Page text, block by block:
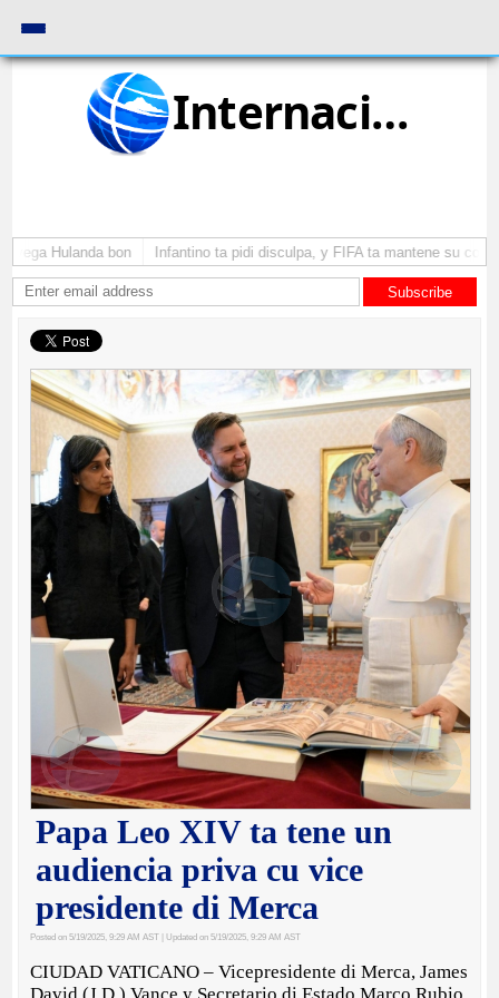
Internacional
Hulanda bon Infantino ta pidi disculpa, y FIFA ta mantene su como
Subscribe
Papa Leo XIV ta tene un
audiencia priva cu vice
presidente di Merca
Posted on 5/19/2025, 9:29 AM AST | Updated on 5/19/2025, 9:29 AM AST
CIUDAD VATICANO – Vicepresidente di Merca, James
David (J.D.) Vance y Secretario di Estado Marco Rubio,